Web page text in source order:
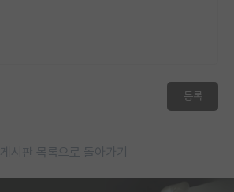
등록
게시판 목록으로 돌아가기